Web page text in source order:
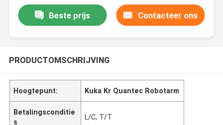
Beste prijs Contacteer ons
PRODUCTOMSCHRIJVING
Hoogtepunt: Kuka Kr Quantec Robotarm
Betalingsconditie
s
L/C, T/T